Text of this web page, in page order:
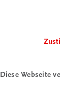
Diese Webseite